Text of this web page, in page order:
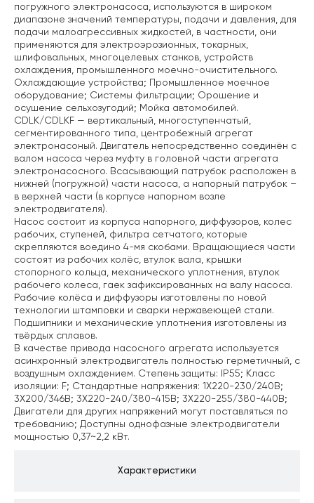
Характеристики
погружного электронасоса, используются в широком
диапазоне значений температуры, подачи и давления, для
подачи малоагрессивных жидкостей, в частности, они
применяются для электроэрозионных, токарных,
шлифовальных, многоцелевых станков, устройств
охлаждения, промышленного моечно-очистительного.
Охлаждающие устройства; Промышленное моечное
оборудование; Системы фильтрации; Орошение и
осушение сельхозугодий; Мойка автомобилей.
CDLK/CDLKF — вертикальный, многоступенчатый,
сегментированного типа, центробежный агрегат
электронасоный. Двигатель непосредственно соединён с
валом насоса через муфту в головной части агрегата
электронасосного. Всасывающий патрубок расположен в
нижней (погружной) части насоса, а напорный патрубок –
в верхней части (в корпусе напорном возле
электродвигателя).
Насос состоит из корпуса напорного, диффузоров, колес
рабочих, ступеней, фильтра сетчатого, которые
скрепляются воедино 4-мя скобами. Вращающиеся части
состоят из рабочих колёс, втулок вала, крышки
стопорного кольца, механического уплотнения, втулок
рабочего колеса, гаек зафиксированных на валу насоса.
Рабочие колёса и диффузоры изготовлены по новой
технологии штамповки и сварки нержавеющей стали.
Подшипники и механические уплотнения изготовлены из
твёрдых сплавов.
В качестве привода насосного агрегата используется
асинхронный электродвигатель полностью герметичный, с
воздушным охлаждением. Степень защиты: IP55; Класс
изоляции: F; Стандартные напряжения: 1X220-230/240В;
3X200/346В; 3X220-240/380-415В; 3X220-255/380-440В;
Двигатели для других напряжений могут поставляться по
требованию; Доступны однофазные электродвигатели
мощностью 0,37~2,2 кВт.